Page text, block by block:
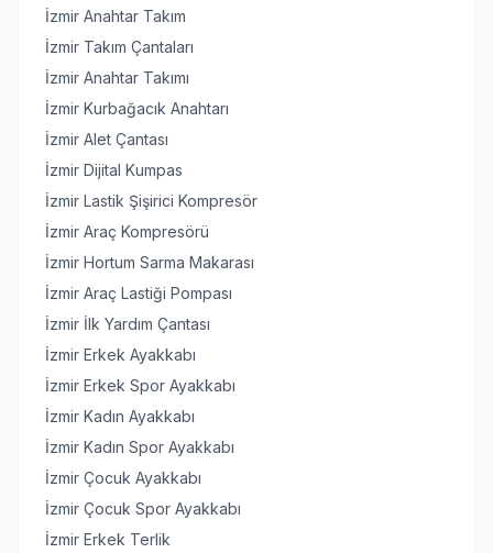
İzmir Anahtar Takım
İzmir Takım Çantaları
İzmir Anahtar Takımı
İzmir Kurbağacık Anahtarı
İzmir Alet Çantası
İzmir Dijital Kumpas
İzmir Lastik Şişirici Kompresör
İzmir Araç Kompresörü
İzmir Hortum Sarma Makarası
İzmir Araç Lastiği Pompası
İzmir İlk Yardım Çantası
İzmir Erkek Ayakkabı
İzmir Erkek Spor Ayakkabı
İzmir Kadın Ayakkabı
İzmir Kadın Spor Ayakkabı
İzmir Çocuk Ayakkabı
İzmir Çocuk Spor Ayakkabı
İzmir Erkek Terlik